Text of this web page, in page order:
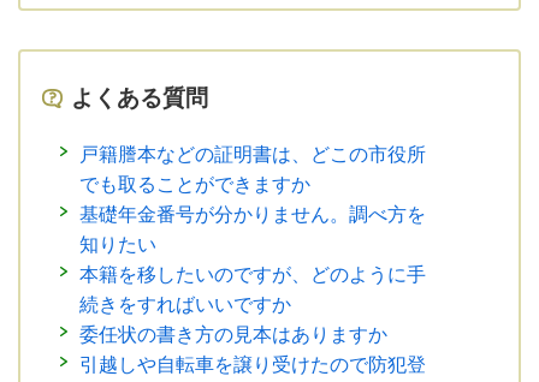
よくある質問
戸籍謄本などの証明書は、どこの市役所
でも取ることができますか
基礎年金番号が分かりません。調べ方を
知りたい
本籍を移したいのですが、どのように手
続きをすればいいですか
委任状の書き方の見本はありますか
引越しや自転車を譲り受けたので防犯登